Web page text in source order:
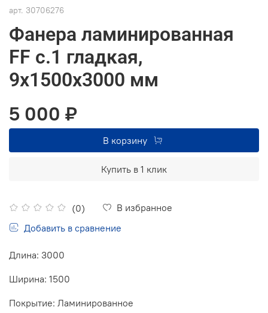
арт. 30706276
Фанера ламинированная
FF с.1 гладкая,
9х1500х3000 мм
(0)
В избранное
Добавить в сравнение
5 000 ₽
В корзину
Купить в 1 клик
Длина: 3000
Ширина: 1500
Покрытие: Ламинированное